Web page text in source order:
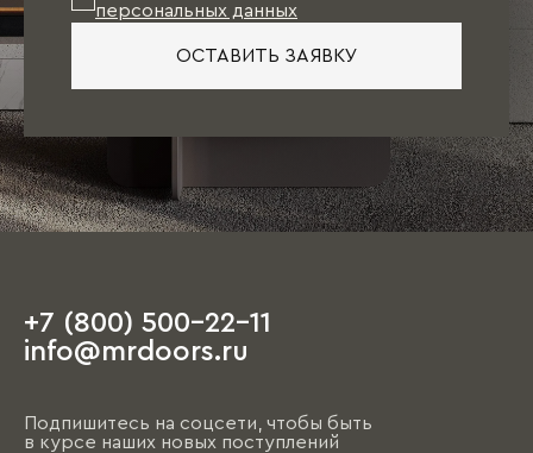
персональных данных
ОСТАВИТЬ ЗАЯВКУ
+7 (800) 500-22-11
info@mrdoors.ru
Подпишитесь на соцсети, чтобы быть
в курсе наших новых поступлений